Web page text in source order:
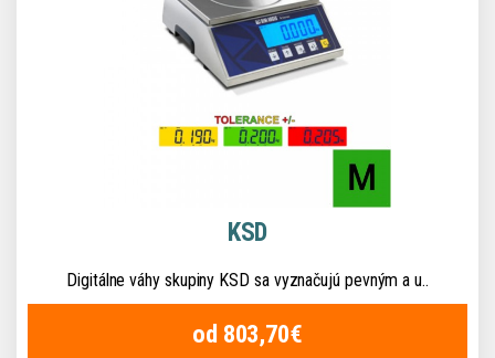
KSD
Digitálne váhy skupiny KSD sa vyznačujú pevným a u..
od 803,70€